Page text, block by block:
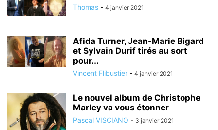
Thomas - 4 janvier 2021
Afida Turner, Jean-Marie Bigard
et Sylvain Durif tirés au sort
pour...
Vincent Flibustier - 4 janvier 2021
Le nouvel album de Christophe
Marley va vous étonner
Pascal VISCIANO - 3 janvier 2021